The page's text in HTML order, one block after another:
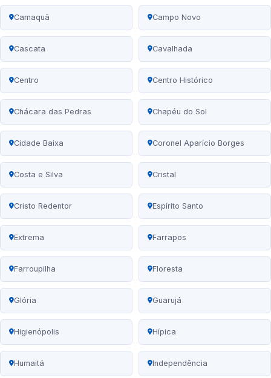
Camaquã Campo Novo
Cascata Cavalhada
Centro Centro Histórico
Chácara das Pedras Chapéu do Sol
Cidade Baixa Coronel Aparício Borges
Costa e Silva Cristal
Cristo Redentor Espírito Santo
Extrema Farrapos
Farroupilha Floresta
Glória Guarujá
Higienópolis Hípica
Humaitá Independência